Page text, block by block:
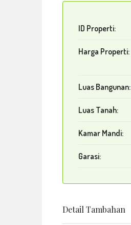
ID Properti:
Harga Properti:
Luas Bangunan:
Luas Tanah:
Kamar Mandi:
Garasi:
Detail Tambahan